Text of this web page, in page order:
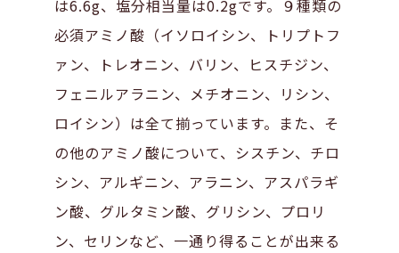
は6.6g、塩分相当量は0.2gです。９種類の
必須アミノ酸（イソロイシン、トリプトフ
ァン、トレオニン、バリン、ヒスチジン、
フェニルアラニン、メチオニン、リシン、
ロイシン）は全て揃っています。また、そ
の他のアミノ酸について、シスチン、チロ
シン、アルギニン、アラニン、アスパラギ
ン酸、グルタミン酸、グリシン、プロリ
ン、セリンなど、一通り得ることが出来る